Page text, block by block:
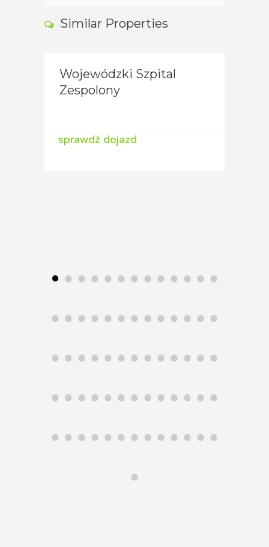
Similar Properties
Wojewódzki Szpital
Zespolony
sprawdź dojazd
Niepubliczny ZOZ
Przychodnia